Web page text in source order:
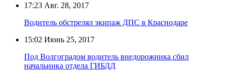
17:23 Авг. 28, 2017
Водитель обстрелял экипаж ДПС в Краснодаре
15:02 Июнь 25, 2017
Под Волгоградом водитель внедорожника сбил
начальника отдела ГИБДД